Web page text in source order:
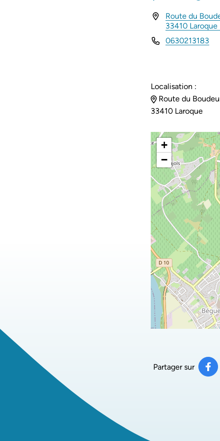
INFOS UTILES
Route du
33410 Laroque
0630213183
Localisation :
Route du
33410 Laroque
+
−
Partager sur